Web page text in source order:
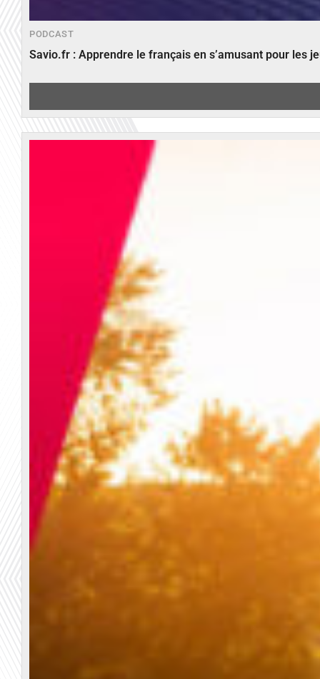
PODCAST
Savio.fr : Apprendre le français en s’amusant pour les